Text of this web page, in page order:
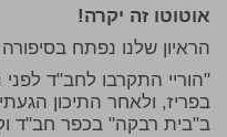
אוטוטו זה יקרה!
הראיון שלנו נפתח
"הוריי התקרבו לחב"ד
בפריז, ולאחר התיכון
ב"בית רבקה" בכפר חב"ד